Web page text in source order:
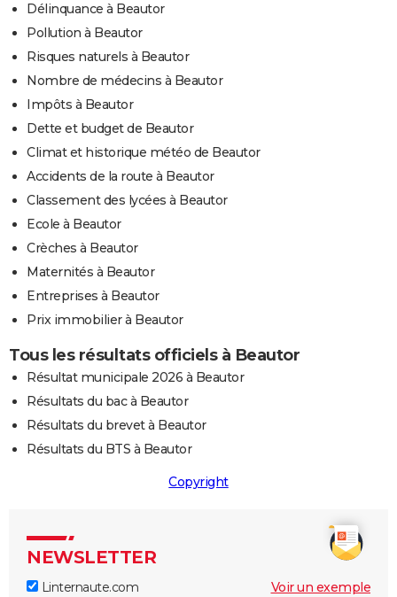
Délinquance à Beautor
Pollution à Beautor
Risques naturels à Beautor
Nombre de médecins à Beautor
Impôts à Beautor
Dette et budget de Beautor
Climat et historique météo de Beautor
Accidents de la route à Beautor
Classement des lycées à Beautor
Ecole à Beautor
Crèches à Beautor
Maternités à Beautor
Entreprises à Beautor
Prix immobilier à Beautor
Tous les résultats officiels à Beautor
Résultat municipale 2026 à Beautor
Résultats du bac à Beautor
Résultats du brevet à Beautor
Résultats du BTS à Beautor
Copyright
NEWSLETTER
Linternaute.com Voir un exemple